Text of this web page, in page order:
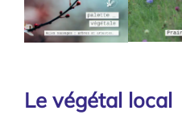
Le végétal local